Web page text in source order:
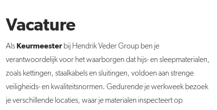
Vacature
Als Keurmeesterbij Hendrik Veder Group ben je
verantwoordelijk voor het waarborgen dat hijs- en sleepmaterialen,
zoals kettingen, staalkabels en sluitingen, voldoen aan strenge
veiligheids- en kwaliteitsnormen. Gedurende je werkweek bezoek
je verschillende locaties, waar je materialen inspecteert op